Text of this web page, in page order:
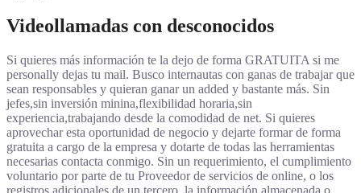
Videollamadas con desconocidos
Si quieres más información te la dejo de forma GRATUITA si me
personally dejas tu mail. Busco internautas con ganas de trabajar que
sean responsables y quieran ganar un added y bastante más. Sin
jefes,sin inversión minina,flexibilidad horaria,sin
experiencia,trabajando desde la comodidad de net. Si quieres
aprovechar esta oportunidad de negocio y dejarte formar de forma
gratuita a cargo de la empresa y dotarte de todas las herramientas
necesarias contacta conmigo. Sin un requerimiento, el cumplimiento
voluntario por parte de tu Proveedor de servicios de online, o los